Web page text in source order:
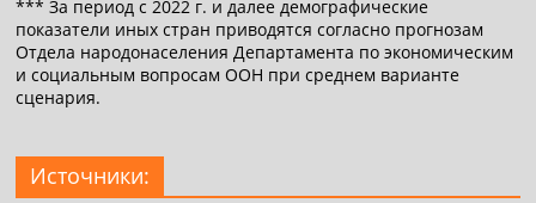
*** За период с 2022 г. и далее демографические
показатели иных стран приводятся согласно прогнозам
Отдела народонаселения Департамента по экономическим
и социальным вопросам ООН при среднем варианте
сценария.
Источники: